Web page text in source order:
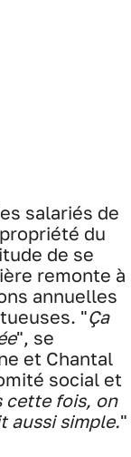
salariés de
du
de se
remonte à
annuelles
"Ça
", se
et Chantal
social et
cette fois, on
aussi simple."